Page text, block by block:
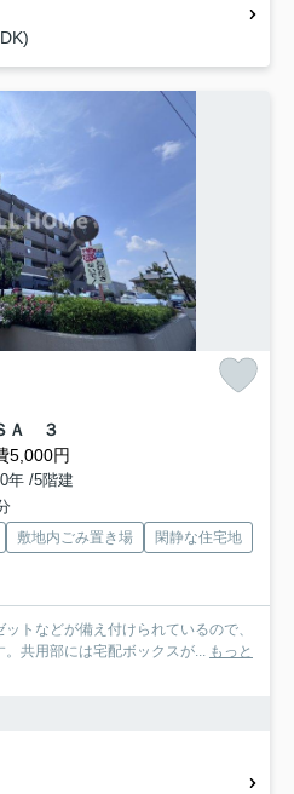
Ａ ３
5,000円
年 /5階建
敷地内ごみ置き場
閑静な住宅地
トなどが備え付けられているので、
共用部には宅配ボックスが... もっと